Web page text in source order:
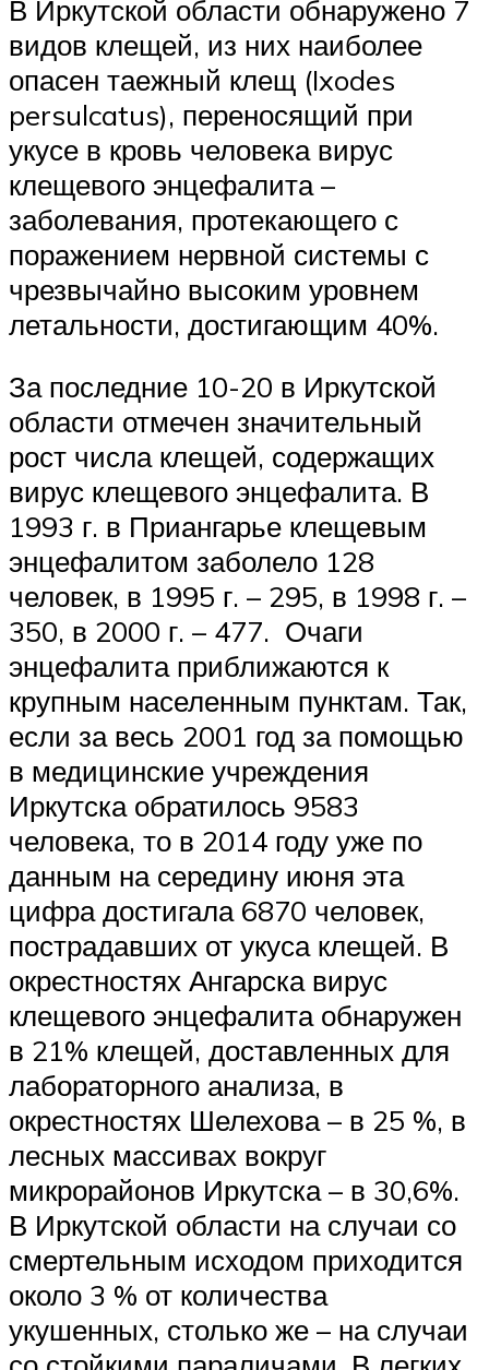
В Иркутской области обнаружено 7
видов клещей, из них наиболее
опасен таежный клещ (Ixodes
persulcatus), переносящий при
укусе в кровь человека вирус
клещевого энцефалита –
заболевания, протекающего с
поражением нервной системы с
чрезвычайно высоким уровнем
летальности, достигающим 40%.
За последние 10-20 в Иркутской
области отмечен значительный
рост числа клещей, содержащих
вирус клещевого энцефалита. В
1993 г. в Приангарье клещевым
энцефалитом заболело 128
человек, в 1995 г. – 295, в 1998 г. –
350, в 2000 г. – 477. Очаги
энцефалита приближаются к
крупным населенным пунктам. Так,
если за весь 2001 год за помощью
в медицинские учреждения
Иркутска обратилось 9583
человека, то в 2014 году уже по
данным на середину июня эта
цифра достигала 6870 человек,
пострадавших от укуса клещей. В
окрестностях Ангарска вирус
клещевого энцефалита обнаружен
в 21% клещей, доставленных для
лабораторного анализа, в
окрестностях Шелехова – в 25 %, в
лесных массивах вокруг
микрорайонов Иркутска – в 30,6%.
В Иркутской области на случаи со
смертельным исходом приходится
около 3 % от количества
укушенных, столько же – на случаи